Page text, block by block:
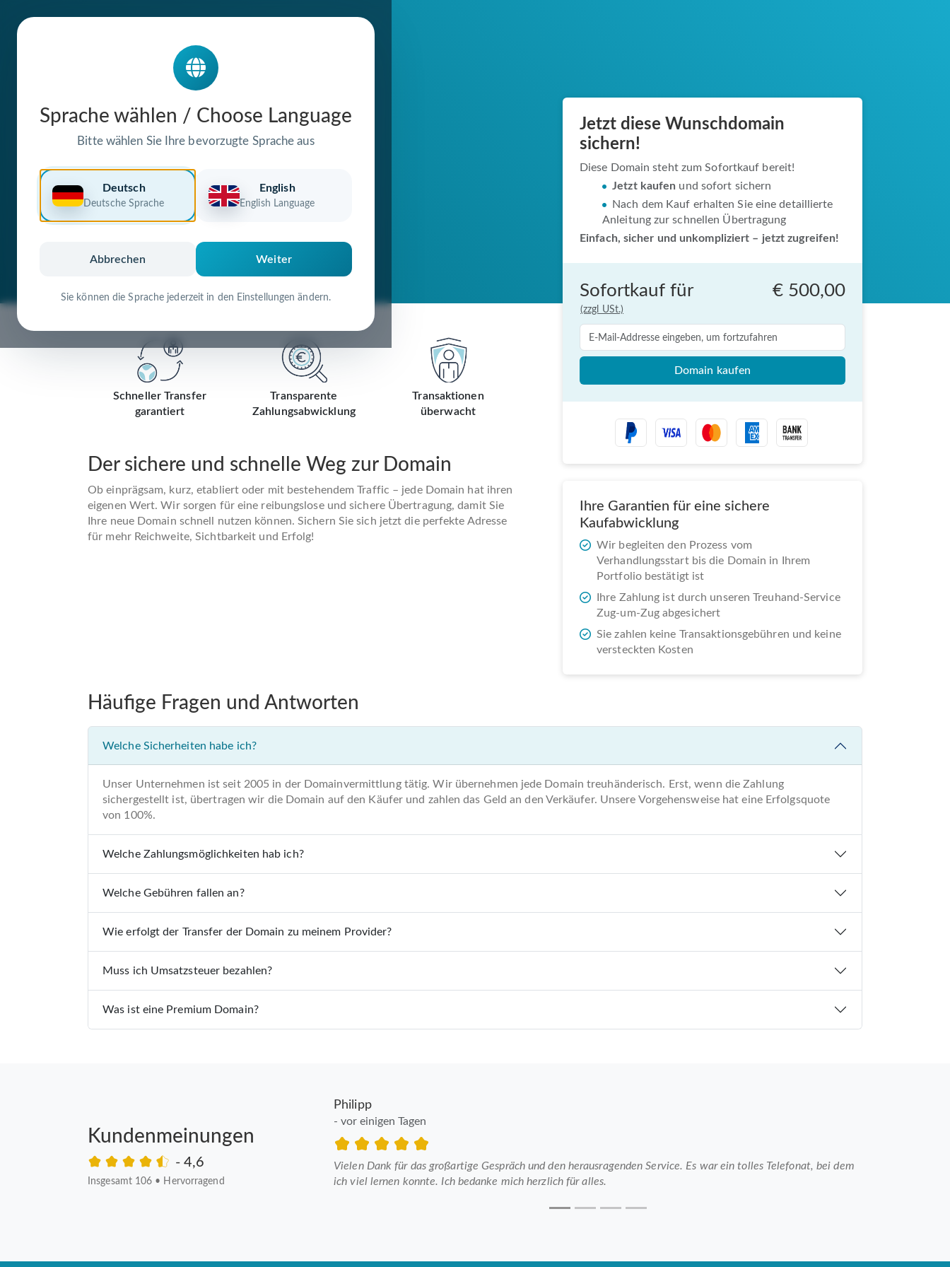
Sprache wählen / Choose Language
Bitte wählen Sie Ihre bevorzugte Sprache aus
Deutsch
Deutsche Sprache
English
English Language
Abbrechen Weiter
Sie können die Sprache jederzeit in den Einstellungen ändern.
Die Domain
frauenarztpraxis.de
steht zum Verkauf
Premium Domain Verifizierte Domain
Schneller Transfer
garantiert
Transparente
Zahlungsabwicklung
Transaktionen
überwacht
Der sichere und schnelle Weg zur Domain
Ob einprägsam, kurz, etabliert oder mit bestehendem Traffic – jede Domain hat ihren
eigenen Wert. Wir sorgen für eine reibungslose und sichere Übertragung, damit Sie
Ihre neue Domain schnell nutzen können. Sichern Sie sich jetzt die perfekte Adresse
für mehr Reichweite, Sichtbarkeit und Erfolg!
Jetzt diese Wunschdomain
sichern!
Diese Domain steht zum Sofortkauf bereit!
Jetzt kaufen und sofort sichern
Nach dem Kauf erhalten Sie eine detaillierte
Anleitung zur schnellen Übertragung
Einfach, sicher und unkompliziert – jetzt zugreifen!
Sofortkauf für
(zzgl USt.)
€ 500,00
Domain kaufen
Ihre Garantien für eine sichere
Kaufabwicklung
Wir begleiten den Prozess vom
Verhandlungsstart bis die Domain in Ihrem
Portfolio bestätigt ist
Ihre Zahlung ist durch unseren Treuhand-Service
Zug-um-Zug abgesichert
Sie zahlen keine Transaktionsgebühren und keine
versteckten Kosten
Häufige Fragen und Antworten
Welche Sicherheiten habe ich?
Unser Unternehmen ist seit 2005 in der Domainvermittlung tätig. Wir übernehmen jede Domain treuhänderisch. Erst, wenn die Zahlung
sichergestellt ist, übertragen wir die Domain auf den Käufer und zahlen das Geld an den Verkäufer. Unsere Vorgehensweise hat eine Erfolgsquote
von 100%.
Welche Zahlungsmöglichkeiten hab ich?
Welche Gebühren fallen an?
Wie erfolgt der Transfer der Domain zu meinem Provider?
Muss ich Umsatzsteuer bezahlen?
Was ist eine Premium Domain?
Kundenmeinungen
- 4,6
Insgesamt 106 • Hervorragend
Philipp
- vor einigen Tagen
Vielen Dank für das großartige Gespräch und den herausragenden Service. Es war ein tolles Telefonat, bei dem
ich viel lernen konnte. Ich bedanke mich herzlich für alles.